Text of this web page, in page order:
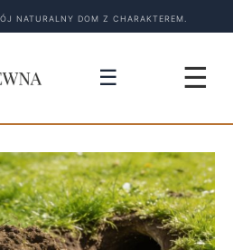
NATURALNY DOM Z CHARAKTEREM.
☰ ☰